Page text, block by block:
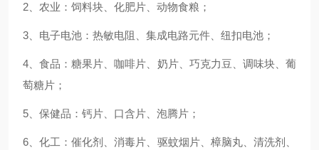
2、农业：饲料块、化肥片、动物食粮；
3、电子电池：热敏电阻、集成电路元件、纽扣电池；
4、食品：糖果片、咖啡片、奶片、巧克力豆、调味块、葡
萄糖片；
5、保健品：钙片、口含片、泡腾片；
6、化工：催化剂、消毒片、驱蚊烟片、樟脑丸、清洗剂、